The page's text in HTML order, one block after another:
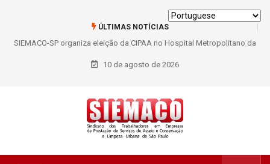
ÚLTIMAS NOTÍCIAS
SIEMACO-SP organiza eleição da CIPAA no Hospital Metropolitano da
Lapa e fortalece participação dos trabalhadores
10 de agosto de 2026